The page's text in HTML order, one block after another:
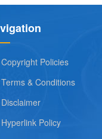
Copyright Policies
Terms & Conditions
Disclaimer
Hyperlink Policy